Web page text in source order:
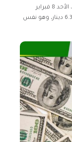
سجل سعر صرف الدولار الأمريكي أمام الدينار الليبي، الأحد 8 فبراير
2026، انخفاضًا طفيفًا ليصل إلى 6.32 دينار مقابل 6.33 دينار، وهو نفس